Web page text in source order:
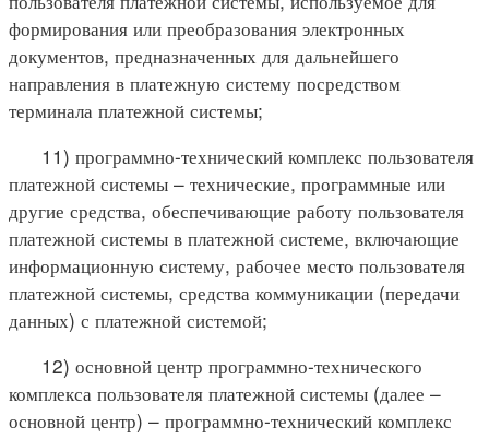
формирования или преобразования электронных
документов, предназначенных для дальнейшего
направления в платежную систему посредством
терминала платежной системы;
11) программно-технический комплекс пользователя
платежной системы – технические, программные или
другие средства, обеспечивающие работу пользователя
платежной системы в платежной системе, включающие
информационную систему, рабочее место пользователя
платежной системы, средства коммуникации (передачи
данных) с платежной системой;
12) основной центр программно-технического
комплекса пользователя платежной системы (далее –
основной центр) – программно-технический комплекс